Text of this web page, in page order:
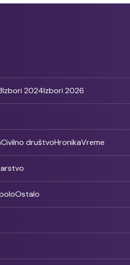
Izbori 2024Izbori 2026
Civilno društvoHronikaVreme
Ostalo